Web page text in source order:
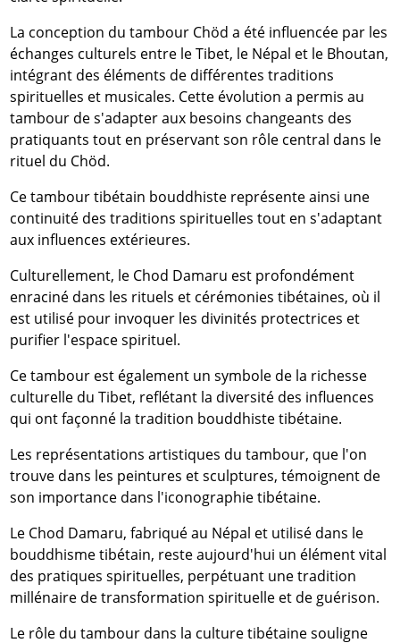
La conception du tambour Chöd a été influencée par les
échanges culturels entre le Tibet, le Népal et le Bhoutan,
intégrant des éléments de différentes traditions
spirituelles et musicales. Cette évolution a permis au
tambour de s'adapter aux besoins changeants des
pratiquants tout en préservant son rôle central dans le
rituel du Chöd.
Ce tambour tibétain bouddhiste représente ainsi une
continuité des traditions spirituelles tout en s'adaptant
aux influences extérieures.
Culturellement, le Chod Damaru est profondément
enraciné dans les rituels et cérémonies tibétaines, où il
est utilisé pour invoquer les divinités protectrices et
purifier l'espace spirituel.
Ce tambour est également un symbole de la richesse
culturelle du Tibet, reflétant la diversité des influences
qui ont façonné la tradition bouddhiste tibétaine.
Les représentations artistiques du tambour, que l'on
trouve dans les peintures et sculptures, témoignent de
son importance dans l'iconographie tibétaine.
Le Chod Damaru, fabriqué au Népal et utilisé dans le
bouddhisme tibétain, reste aujourd'hui un élément vital
des pratiques spirituelles, perpétuant une tradition
millénaire de transformation spirituelle et de guérison.
Le rôle du tambour dans la culture tibétaine souligne